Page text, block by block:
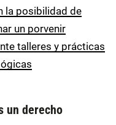
la posibilidad de
un porvenir
talleres y prácticas
un derecho